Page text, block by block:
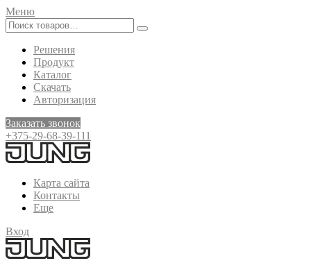
Меню
Решения
Продукт
Каталог
Скачать
Авторизация
Заказать звонок
+375-29-68-39-111
Карта сайта
Контакты
Еще
Вход